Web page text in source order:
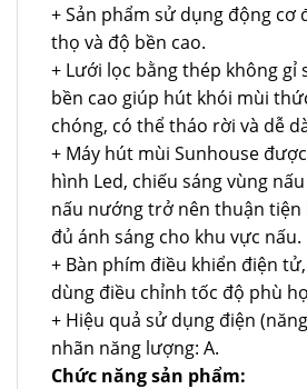
+ Sản phẩm sử dụng động cơ
thọ và độ bền cao.
+ Lưới lọc bằng thép không gỉ
bền cao giúp hút khói mùi
chóng, có thể tháo rời và dễ
+ Máy hút mùi Sunhouse
hình Led, chiếu sáng vùng
nấu nướng trở nên thuận tiện
đủ ánh sáng cho khu vực nấu.
+ Bàn phím điều khiển điện
dùng điều chỉnh tốc độ phù
+ Hiệu quả sử dụng điện
nhãn năng lượng: A.
Chức năng sản phẩm: